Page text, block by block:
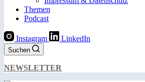
Themen
Podcast
Instagram LinkedIn
Suchen
NEWSLETTER